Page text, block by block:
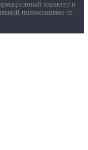
характер и
положениями ст.